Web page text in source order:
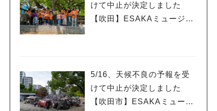
けて中止が決定しました
【吹田】ESAKAミュージッ
坂公園
5/16、天候不良の予報を受
けて中止が決定しました
【吹田市】ESAKAミュージ
#今週どこいく？#自然とふれあう #ランチ #カフェ
#教えたい／教えて投稿記事
#大阪学院大 商品開発プロジェクト
#あなたはどっち？